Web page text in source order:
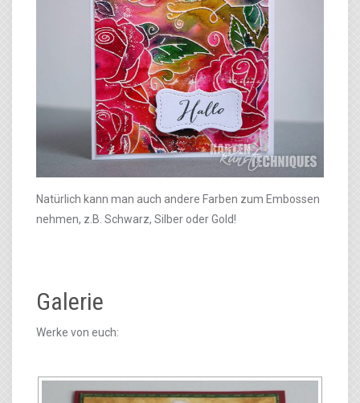
Natürlich kann man auch andere Farben zum Embossen
nehmen, z.B. Schwarz, Silber oder Gold!
Galerie
Werke von euch: